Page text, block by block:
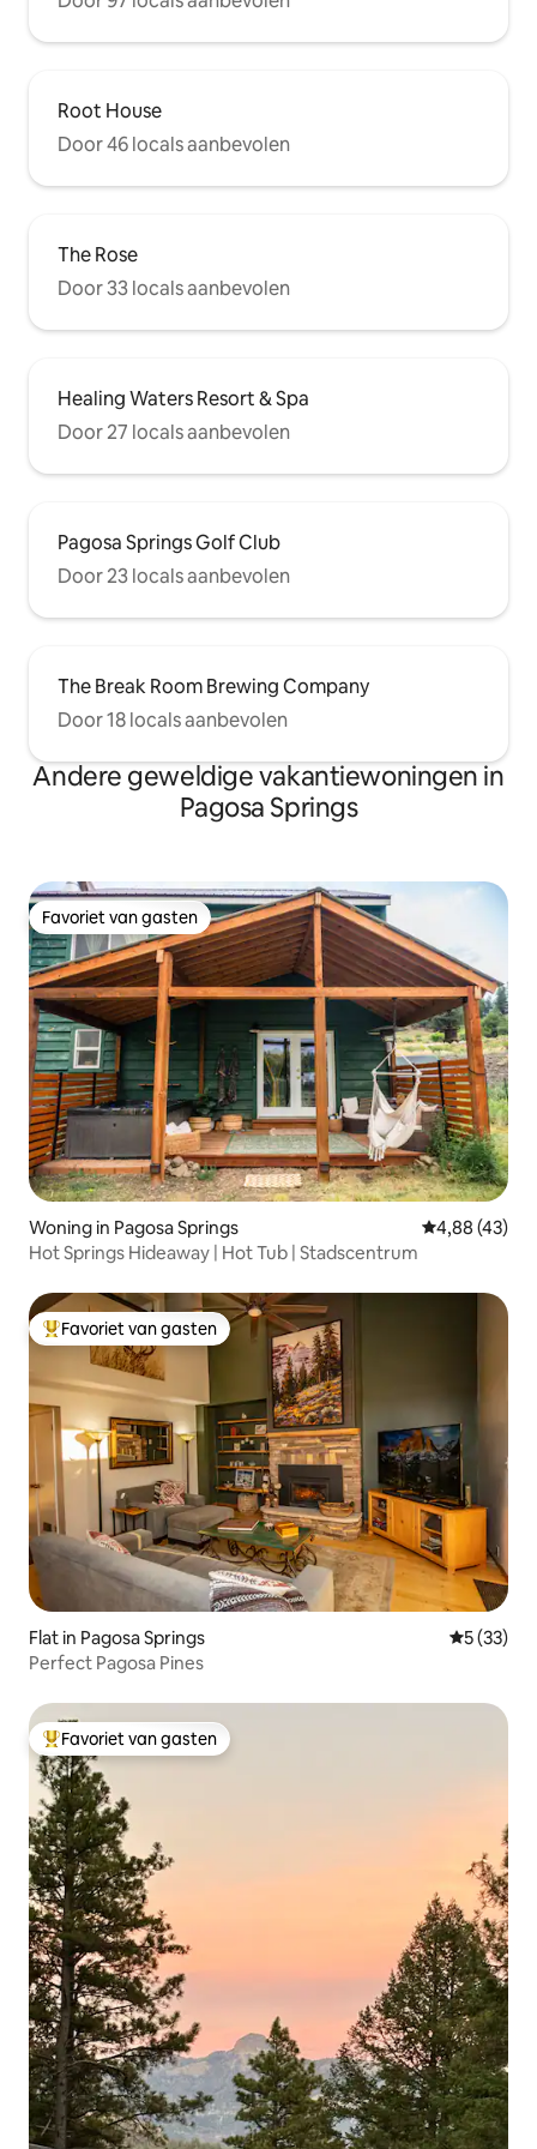
Root House
Door 46 locals aanbevolen
The Rose
Door 33 locals aanbevolen
Healing Waters Resort & Spa
Door 27 locals aanbevolen
Pagosa Springs Golf Club
Door 23 locals aanbevolen
The Break Room Brewing Company
Door 18 locals aanbevolen
Andere geweldige vakantiewoningen in
Pagosa Springs
Favoriet van gasten
Favoriet van gasten
Woning in Pagosa Springs Gemiddelde
4,88 (43)
Hot Springs Hideaway | Hot Tub | Stadscentrum
Topfavoriet van gasten
Favoriet van gasten
Flat in Pagosa Springs
5 (33)
Perfect Pagosa Pines
Topfavoriet van gasten
Favoriet van gasten